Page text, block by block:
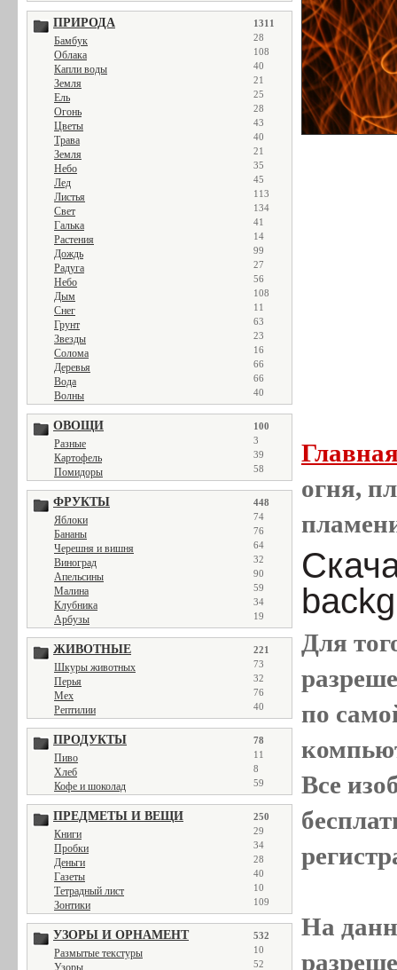
ПРИРОДА 1311
Бамбук 28
Облака 108
Капли воды 40
Земля 21
Ель 25
Огонь 28
Цветы 43
Трава 40
Земля 21
Небо 35
Лед 45
Листья 113
Свет 134
Галька 41
Растения 14
Дождь 99
Радуга 27
Небо 56
Дым 108
Снег 11
Грунт 63
Звезды 23
Солома 16
Деревья 66
Вода 66
Волны 40
ОВОЩИ 100
Разные 3
Картофель 39
Помидоры 58
ФРУКТЫ 448
Яблоки 74
Бананы 76
Черешня и вишня 64
Виноград 32
Апельсины 90
Малина 59
Клубника 34
Арбузы 19
ЖИВОТНЫЕ 221
Шкуры животных 73
Перья 32
Мех 76
Рептилии 40
ПРОДУКТЫ 78
Пиво 11
Хлеб 8
Кофе и шоколад 59
ПРЕДМЕТЫ И ВЕЩИ 250
Книги 29
Пробки 34
Деньги 28
Газеты 40
Тетрадный лист 10
Зонтики 109
УЗОРЫ И ОРНАМЕНТ 532
Размытые текстуры 10
Узоры 52
огня,
Для
по
Все
На